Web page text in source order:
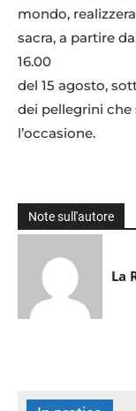
mondo,
sacra, a partire
16.00
del 15 agosto,
dei pellegrini che
l’occasione.
Note sull'autore
La